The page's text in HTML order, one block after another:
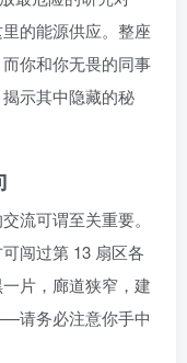
的能源供应。整座
你和你无畏的同事
示其中隐藏的秘
流可谓至关重要。
闯过第 13 扇区各
片，廊道狭窄，建
请务必注意你手中